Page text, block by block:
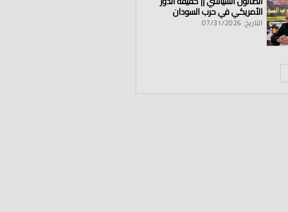
الأمريكي في حرب السودان
التاريخ: 07/31/2026